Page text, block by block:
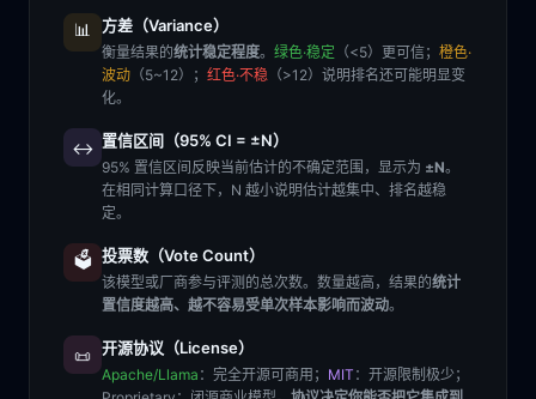
📊 方差（Variance）
衡量结果的统计稳定程度。 绿色·稳定 （<5）更可信； 橙色·
波动 （5~12）； 红色·不稳 （>12）说明排名还可能明显变
化。
↔️ 置信区间（95% CI = ±N）
95% 置信区间反映当前估计的不确定范围，显示为 ±N。
在相同计算口径下，N 越小说明估计越集中、排名越稳
定。
🗳️ 投票数（Vote Count）
该模型或厂商参与评测的总次数。数量越高，结果的统计
置信度越高、越不容易受单次样本影响而波动。
📜 开源协议（License）
Apache/Llama ：完全开源可商用； MIT ：开源限制极少；